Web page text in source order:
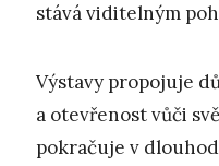
stává viditelným
Výstavy propojuje
a otevřenost vůči
pokračuje v